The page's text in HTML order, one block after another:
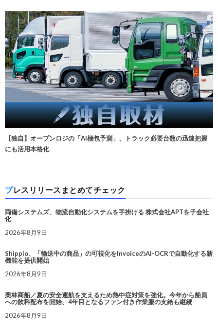
【独自】オープンロジの「AI梱包予測」、トラック必要台数の迅速把握
にも活用本格化
プレスリリースまとめてチェック
両備システムズ、物流自動化システムを手掛ける 株式会社APTを子会社
化
2026年8月9日
Shippio、「輸送中の商品」の可視化をInvoiceのAI-OCRで自動化する新
機能を提供開始
2026年8月9日
栗林商船／夏の安全運航を支えるため熱中症対策を強化。今年から船員
への飲料配布を開始、4年目となるファン付き作業服の支給も継続
2026年8月9日